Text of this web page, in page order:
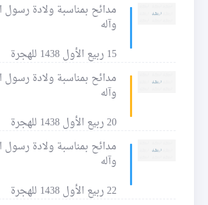
مدائح بمناسبة ولادة رسول
وآله
15 ربيع الأول 1438 للهجرة
مدائح بمناسبة ولادة رسول
وآله
20 ربيع الأول 1438 للهجرة
مدائح بمناسبة ولادة رسول
وآله
22 ربيع الأول 1438 للهجرة